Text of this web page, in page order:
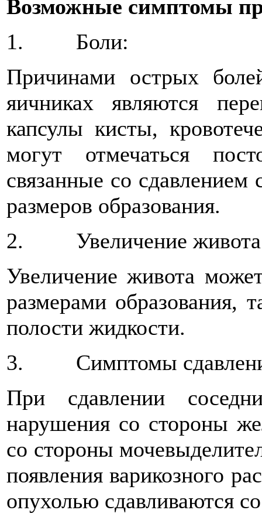
Возможные симптомы
1. Боли:
Причинами острых
яичниках являются
капсулы кисты,
могут отмечаться
связанные со сдавлением
размеров образования.
2. Увеличение живота
Увеличение живота
размерами
полости жидкости.
3. Симптомы сдавления
При сдавлении
нарушения со стороны
со стороны
появления варикозного
опухолью сдавливаются